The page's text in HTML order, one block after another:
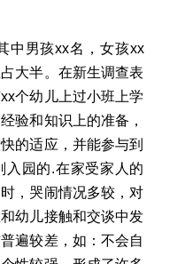
男孩xx名，女孩xx
大半。在新生调查表
个幼儿上过小班上学
验和知识上的准备，
的适应，并能参与到
入园的.在家受家人的
，哭闹情况多较，对
幼儿接触和交谈中发
遍较差，如：不会自